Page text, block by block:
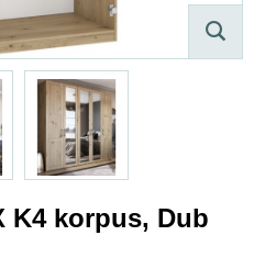
K4 korpus, Dub